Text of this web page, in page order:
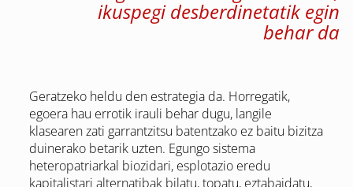
ikuspegi desberdinetatik egin
behar da
Geratzeko heldu den estrategia da. Horregatik,
egoera hau errotik irauli behar dugu, langile
klasearen zati garrantzitsu batentzako ez baitu bizitza
duinerako betarik uzten. Egungo sistema
heteropatriarkal biozidari, esplotazio eredu
kapitalistari alternatibak bilatu, topatu, eztabaidatu,